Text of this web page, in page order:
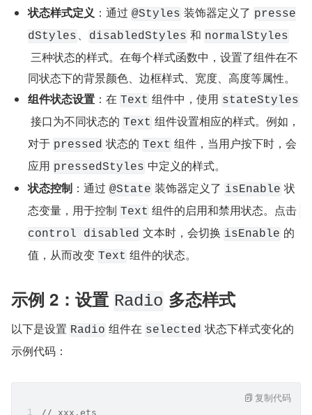
状态样式定义 ：通过 ​ ​@Styles​ ​​ 装饰器定义了 ​ ​presse
dStyles​ ​​、​ ​disabledStyles​ ​​ 和 ​ ​normalStyles​
三种状态的样式。在每个样式函数中，设置了组件在不
同状态下的背景颜色、边框样式、宽度、高度等属性。
组件状态设置 ：在 ​ ​Text​ ​​ 组件中，使用 ​ ​stateStyles​
接口为不同状态的 ​ ​Text​ ​​ 组件设置相应的样式。例如，
对于 ​ ​pressed​ ​​ 状态的 ​ ​Text​ ​​ 组件，当用户按下时，会
应用 ​ ​pressedStyles​ ​ 中定义的样式。
状态控制 ：通过 ​ ​@State​ ​​ 装饰器定义了 ​ ​isEnable​ ​​ 状
态变量，用于控制 ​ ​Text​ ​​ 组件的启用和禁用状态。点击 ​
control disabled​ ​​ 文本时，会切换 ​ ​isEnable​ ​​ 的
值，从而改变 ​ ​Text​ ​ 组件的状态。
示例 2：设置 ​ ​Radio​ ​ 多态样式
以下是设置 ​ ​Radio​ ​​ 组件在 ​ ​selected​ ​ 状态下样式变化的
示例代码：
// xxx.ets
复制代码